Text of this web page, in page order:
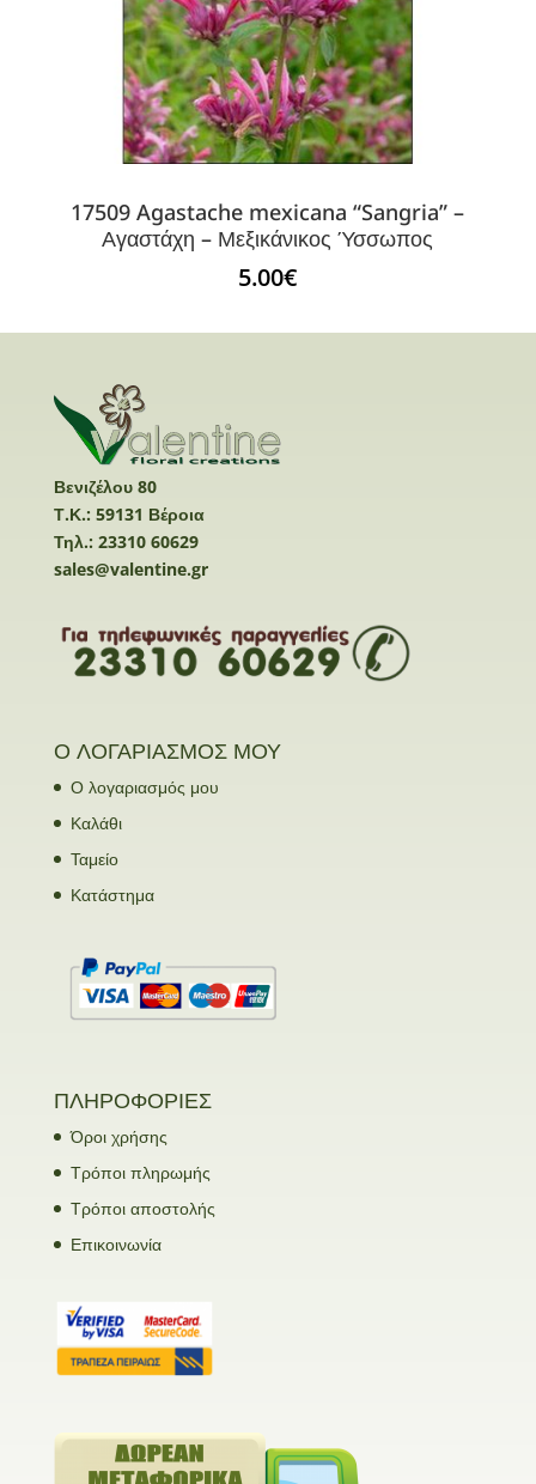
17509 Agastache mexicana “Sangria” –
Αγαστάχη – Μεξικάνικος Ύσσωπος
5.00€
Βενιζέλου 80
Τ.Κ.: 59131 Βέροια
Τηλ.: 23310 60629
sales@valentine.gr
Ο ΛΟΓΑΡΙΑΣΜΟΣ ΜΟΥ
Ο λογαριασμός μου
Καλάθι
Ταμείο
Κατάστημα
ΠΛΗΡΟΦΟΡΙΕΣ
Όροι χρήσης
Τρόποι πληρωμής
Τρόποι αποστολής
Επικοινωνία